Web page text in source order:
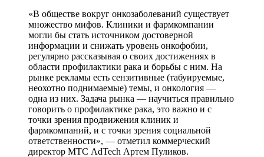
«В обществе вокруг онкозаболеваний существует
множество мифов. Клиники и фармкомпании
могли бы стать источником достоверной
информации и снижать уровень онкофобии,
регулярно рассказывая о своих достижениях в
области профилактики рака и борьбы с ним. На
рынке рекламы есть сензитивные (табуируемые,
неохотно поднимаемые) темы, и онкология —
одна из них. Задача рынка — научиться правильно
говорить о профилактике рака, это важно и с
точки зрения продвижения клиник и
фармкомпаний, и с точки зрения социальной
ответственности», — отметил коммерческий
директор МТС AdTech Артем Пуликов.